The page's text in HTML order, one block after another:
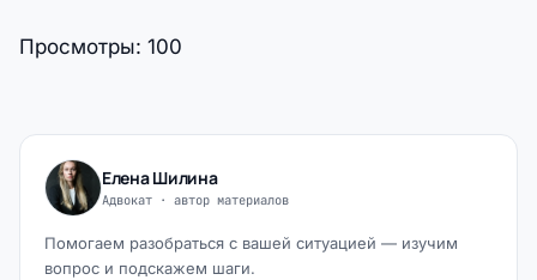
Просмотры: 100
Елена Шилина
Адвокат · автор материалов
Помогаем разобраться с вашей ситуацией — изучим
вопрос и подскажем шаги.